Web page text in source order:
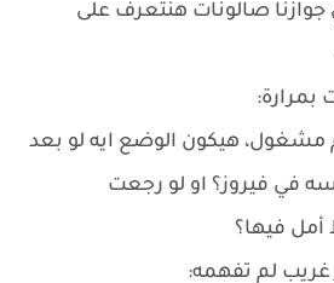
جوازنا صالونات هنتعرف على
هيكون الوضع ايه لو بعد
في فيروز؟ او لو رجعت
فيها؟
غريب لم تفهمه: